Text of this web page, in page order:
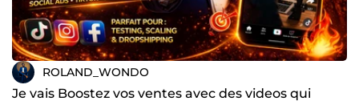
ROLAND_WONDO
Je vais Boostez vos ventes avec des videos qui